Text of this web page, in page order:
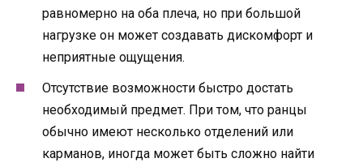
равномерно на оба плеча, но при большой
нагрузке он может создавать дискомфорт и
неприятные ощущения.
Отсутствие возможности быстро достать
необходимый предмет. При том, что ранцы
обычно имеют несколько отделений или
карманов, иногда может быть сложно найти